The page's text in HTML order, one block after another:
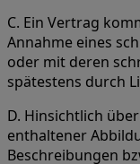
C. Ein Vertrag
Annahme eines
oder mit deren
spätestens durch
D. Hinsichtlich
enthaltener
Beschreibungen